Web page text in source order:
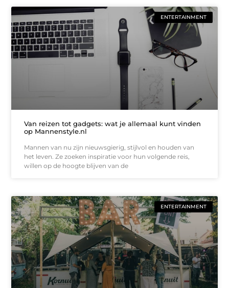
ENTERTAINMENT
Van reizen tot gadgets: wat je allemaal kunt vinden
op Mannenstyle.nl
Mannen van nu zijn nieuwsgierig, stijlvol en houden van
het leven. Ze zoeken inspiratie voor hun volgende reis,
willen op de hoogte blijven van de
ENTERTAINMENT